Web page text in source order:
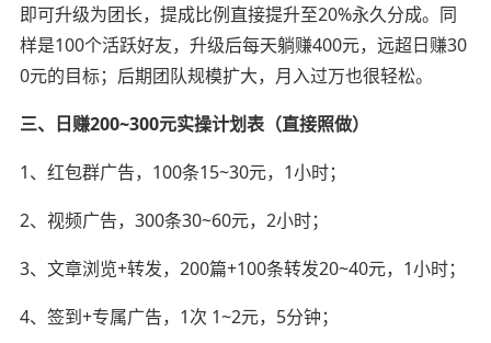
即可升级为团长，提成比例直接提升至20%永久分成。同
样是100个活跃好友，升级后每天躺赚400元，远超日赚30
0元的目标；后期团队规模扩大，月入过万也很轻松。
三、日赚200~300元实操计划表（直接照做）
1、红包群广告，100条15~30元，1小时；
2、视频广告，300条30~60元，2小时；
3、文章浏览+转发，200篇+100条转发20~40元，1小时；
4、签到+专属广告，1次 1~2元，5分钟；